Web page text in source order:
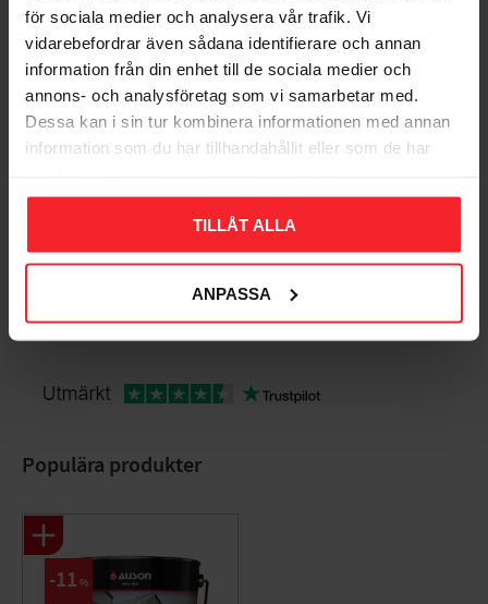
för sociala medier och analysera vår trafik. Vi
vidarebefordrar även sådana identifierare och annan
information från din enhet till de sociala medier och
annons- och analysföretag som vi samarbetar med.
Dessa kan i sin tur kombinera informationen med annan
information som du har tillhandahållit eller som de har
TILLÅT ALLA
ANPASSA
Bedømmelser
Dig
Populära produkter
11 %